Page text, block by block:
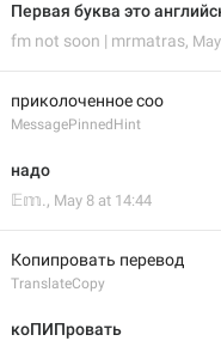
Первая буква это
fm not soon | mrmatras,
приколоченное соо
MessagePinnedHint
надо
𝔼𝕞. , May 8 at 14:44
Копипровать перевод
TranslateCopy
коПИПровать